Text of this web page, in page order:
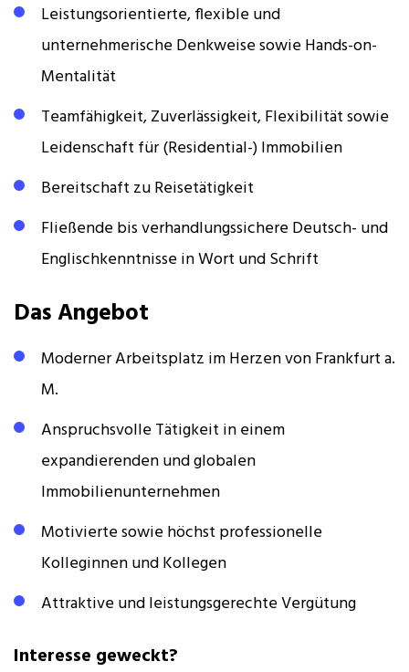
Leistungsorientierte, flexible und
unternehmerische Denkweise sowie Hands-on-
Mentalität
Teamfähigkeit, Zuverlässigkeit, Flexibilität sowie
Leidenschaft für (Residential-) Immobilien
Bereitschaft zu Reisetätigkeit
Fließende bis verhandlungssichere Deutsch- und
Englischkenntnisse in Wort und Schrift
Das Angebot
Moderner Arbeitsplatz im Herzen von Frankfurt a.
M.
Anspruchsvolle Tätigkeit in einem
expandierenden und globalen
Immobilienunternehmen
Motivierte sowie höchst professionelle
Kolleginnen und Kollegen
Attraktive und leistungsgerechte Vergütung
Interesse geweckt?